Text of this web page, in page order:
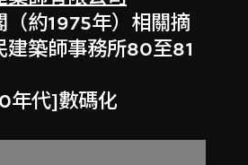
（約1975年）相關摘
建築師事務所80至81
年代]數碼化